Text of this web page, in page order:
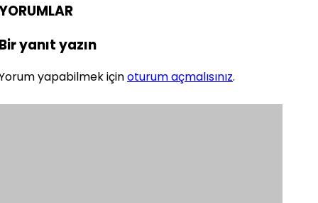
yanıt yazın
yapabilmek içinoturum açmalısınız.